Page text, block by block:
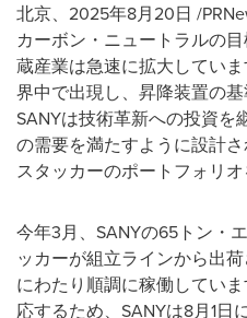
北京、 2025年8月20日 /
カーボン・ニュートラルの
蔵産業は急速に拡大してい
界中で出現し、昇降装置の
SANYは技術革新への投資を
の需要を満たすように設計
スタッカーのポートフォリオ
今年3月、 SANYの65 トン・
ッカーが組立ラインから出
にわたり順調に稼働してい
応するため、 SANYは8月1日